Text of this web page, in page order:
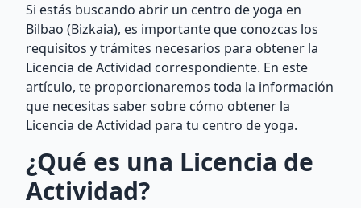
Si estás buscando abrir un centro de yoga en
Bilbao (Bizkaia), es importante que conozcas los
requisitos y trámites necesarios para obtener la
Licencia de Actividad correspondiente. En este
artículo, te proporcionaremos toda la información
que necesitas saber sobre cómo obtener la
Licencia de Actividad para tu centro de yoga.
¿Qué es una Licencia de
Actividad?